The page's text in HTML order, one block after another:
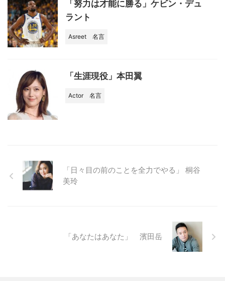
「努力は才能に勝る」ケビン・デュ
ラント
Asreet 名言
「生涯現役」本田翼
Actor 名言
「日々目の前のことを全力でやる」 桐谷
美玲
「あなたはあなた」 濱田岳